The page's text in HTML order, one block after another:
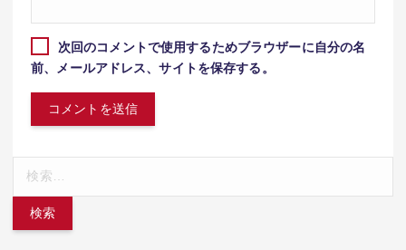
次回のコメントで使用するためブラウザーに自分の名
前、メールアドレス、サイトを保存する。